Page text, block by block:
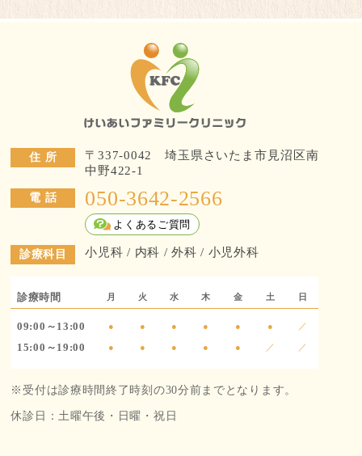
住 所
〒337-0042 埼玉県さいたま市見沼区南
中野422-1
電 話 050-3642-2566
よくあるご質問
診療科目 小児科 / 内科 / 外科 / 小児外科
診療時間 月 火 水 木 金 土 日
09:00～13:00 ● ● ● ● ● ● ／
15:00～19:00 ● ● ● ● ● ／ ／
※受付は診療時間終了時刻の30分前までとなります。
休診日：土曜午後・日曜・祝日